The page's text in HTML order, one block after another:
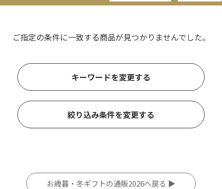
ご指定の条件に一致する商品が見つかりませんでした。
キーワードを変更する
絞り込み条件を変更する
お歳暮・冬ギフトの通販2026へ戻る ▶